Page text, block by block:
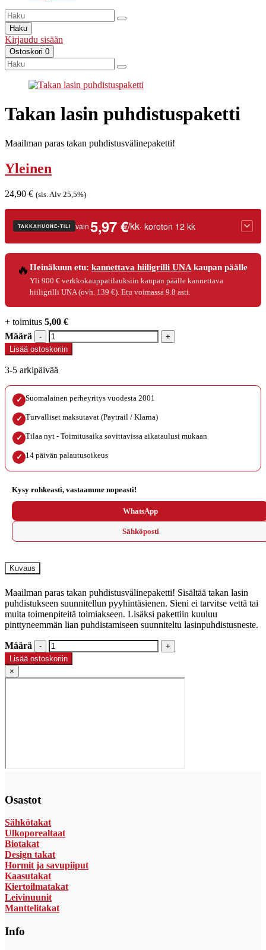
Haku
Kirjaudu sisään
Ostoskori 0
Takan lasin puhdistuspaketti
Maailman paras takan puhdistusvälinepaketti!
Yleinen
24,90 € (sis. Alv 25,5%)
TAKKAHUONE-TILI vain5,97 €/kk· koroton 12 kk
Luottoaika
12 kk
Korko
Käsittelymaksu
Maksettava yhteensä
🔥 Heinäkuun etu: kannettava hiiligrilli UNA kaupan päälle
Yli 900 € verkkokauppatilauksiin kaupan päälle kannettava
hiiligrilli UNA (ovh. 139 €). Etu voimassa 9.8 asti.
+ toimitus 5,00 €
Määrä
Määrä
Lisää ostoskoriin
3-5 arkipäivää
✓ Suomalainen perheyritys vuodesta 2001
✓ Turvalliset maksutavat (Paytrail / Klarna)
✓ Tilaa nyt - Toimitusaika sovittavissa aikataulusi mukaan
✓ 14 päivän palautusoikeus
Kysy rohkeasti, vastaamme nopeasti!
WhatsApp
Sähköposti
Kuvaus
Maailman paras takan puhdistusvälinepaketti! Sisältää takan lasin
puhdistukseen suunnitellun pyyhintäsienen. Sieni ei tarvitse vettä tai
muita toimenpiteitä toimiakseen. Lisäksi pakettiin kuuluu
pinttyneemmän lian puhdistamiseen suunniteltu lasinpuhdistusneste.
Määrä
Määrä
Lisää ostoskoriin
×
Osastot
Sähkötakat
Ulkoporealtaat
Biotakat
Design takat
Hormit ja savupiiput
Kaasutakat
Kiertoilmatakat
Leivinuunit
Manttelitakat
Info